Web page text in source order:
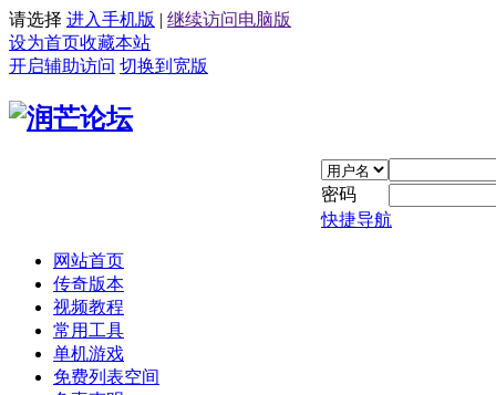
请选择 进入手机版 | 继续访问电脑版
设为首页收藏本站
开启辅助访问 切换到宽版
密码
快捷导航
网站首页
传奇版本
视频教程
常用工具
单机游戏
免费列表空间